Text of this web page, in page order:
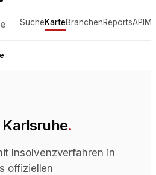
SucheKarteBranchenReportsAPI
Karlsruhe.
Insolvenzverfahren in
offiziellen